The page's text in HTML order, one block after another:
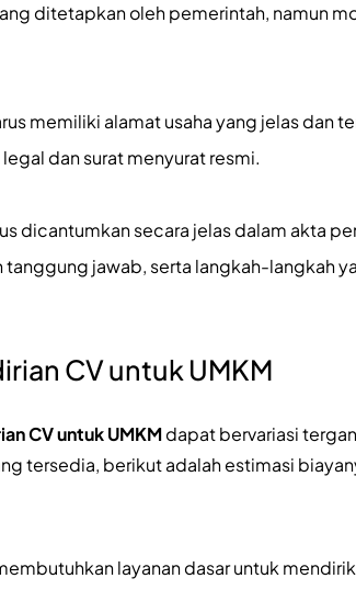
ditetapkan oleh pemerintah, namun
memiliki alamat usaha yang jelas dan
dan surat menyurat resmi.
dicantumkan secara jelas dalam akta
jawab, serta langkah-langkah
CV untuk UMKM
CV untuk UMKMdapat bervariasi
tersedia, berikut adalah estimasi
layanan dasar untuk